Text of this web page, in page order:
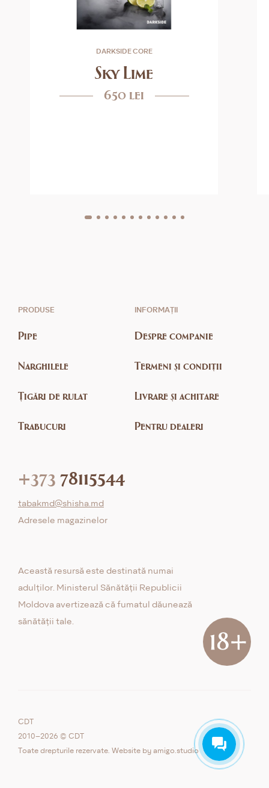
DARKSIDE CORE
Sky Lime
650 lei
PRODUSE
Pipe
Narghilele
Țigări de rulat
Trabucuri
INFORMAȚII
Despre companie
Termeni și condiții
Livrare și achitare
Pentru dealeri
+373 78115544
tabakmd@shisha.md
Adresele magazinelor
Această resursă este destinată numai
adulților. Ministerul Sănătății Republicii
Moldova avertizează că fumatul dăunează
sănătății tale.
CDT
2010–2026 © CDT
Toate drepturile rezervate. Website by amigo.studio